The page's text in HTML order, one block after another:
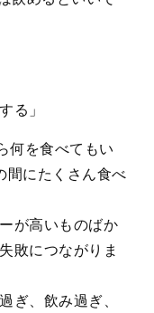
る」
何を食べてもい
間にたくさん食べ
が高いものばか
敗につながりま
ぎ、飲み過ぎ、